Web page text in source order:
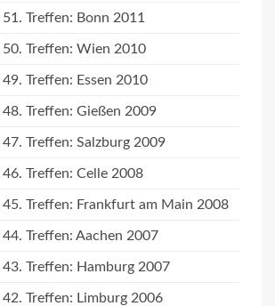
Treffen: Bonn 2011
Treffen: Wien 2010
Treffen: Essen 2010
Treffen: Gießen 2009
Treffen: Salzburg 2009
Treffen: Celle 2008
Treffen: Frankfurt am Main 2008
Treffen: Aachen 2007
Treffen: Hamburg 2007
Treffen: Limburg 2006